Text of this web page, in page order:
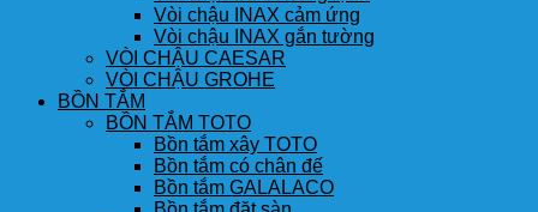
Vòi chậu INAX cảm ứng
Vòi chậu INAX gắn tường
VÒI CHẬU CAESAR
VÒI CHẬU GROHE
BỒN TẮM
BỒN TẮM TOTO
Bồn tắm xây TOTO
Bồn tắm có chân đế
Bồn tắm GALALACO